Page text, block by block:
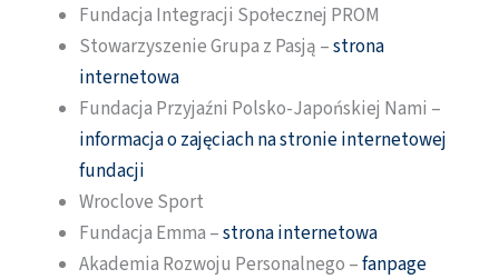
Fundacja Integracji Społecznej PROM
Stowarzyszenie Grupa z Pasją –strona
internetowa
Fundacja Przyjaźni Polsko-Japońskiej Nami –
informacja o zajęciach na stronie internetowej
fundacji
Wroclove Sport
Fundacja Emma –strona internetowa
Akademia Rozwoju Personalnego –fanpage